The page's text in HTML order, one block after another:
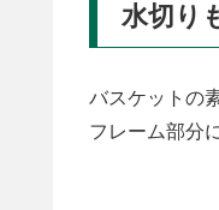
水切り
バスケットの
フレーム部分